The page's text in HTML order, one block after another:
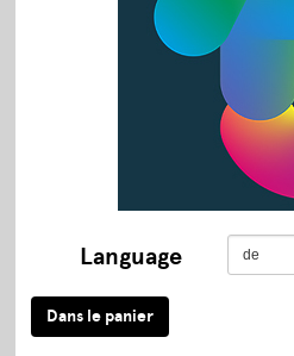
Language